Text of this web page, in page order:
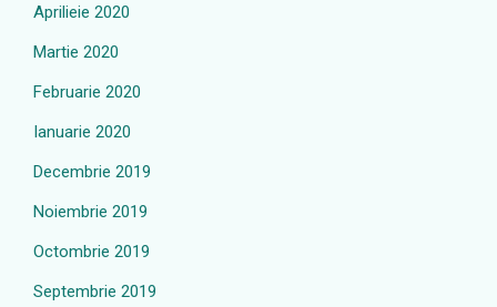
Aprilieie 2020
Martie 2020
Februarie 2020
Ianuarie 2020
Decembrie 2019
Noiembrie 2019
Octombrie 2019
Septembrie 2019